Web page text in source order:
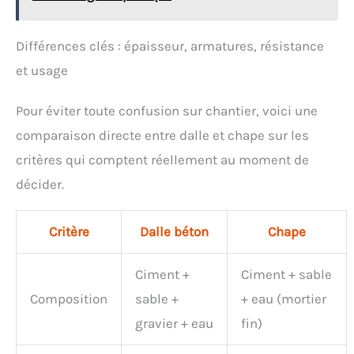
considérablement la fatigue de la taille et améliore
le confort et l'efficacité pendant de longues heures.
de construction et les amateurs de bricolage. Idéal
les caves et les espaces commerciaux, ou pour tout
projet de rénovation domiciliaire. Obtenez des
Différences clés : épaisseur, armatures, résistance
et usage
Pour éviter toute confusion sur chantier, voici une
comparaison directe entre dalle et chape sur les
critères qui comptent réellement au moment de
décider.
Critère Dalle béton Chape
Composition
Ciment +
sable +
gravier + eau
Ciment + sable
+ eau (mortier
fin)